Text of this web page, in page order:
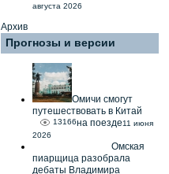
августа 2026
Архив
Прогнозы и версии
Омичи смогут
путешествовать в Китай
на поезде
13166
11 июня
2026
Омская
пиарщица разобрала
дебаты Владимира